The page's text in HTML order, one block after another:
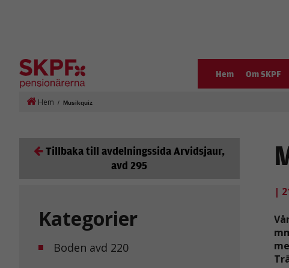
Hem Om SKPF
Hem / Musikquiz
Tillbaka till avdelningssida Arvidsjaur,
avd 295
Kategorier
Boden avd 220
|